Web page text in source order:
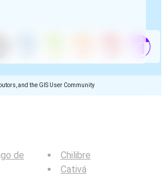
and the GIS User Community
de
Chilibre
Cativá